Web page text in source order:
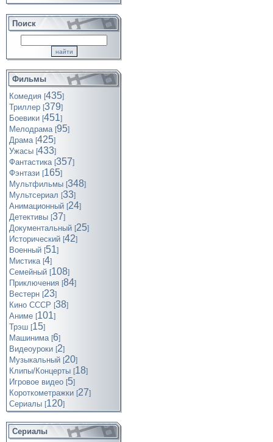
Поиск
Фильмы
Комедия [435]
Триллер [379]
Боевики [451]
Мелодрама [95]
Драма [425]
Ужасы [433]
Фантастика [357]
Фэнтази [165]
Мультфильмы [348]
Мультсериал [33]
Анимационный [24]
Детективы [37]
Документальный [25]
Исторический [42]
Военный [51]
Мистика [4]
Семейный [108]
Приключения [84]
Вестерн [23]
Кино СССР [38]
Аниме [101]
Трэш [15]
Машинима [6]
Видеоуроки [2]
Музыкальный [20]
Клипы/Концерты [18]
Игровое видео [5]
Короткометражки [27]
Cериалы [120]
Сериалы